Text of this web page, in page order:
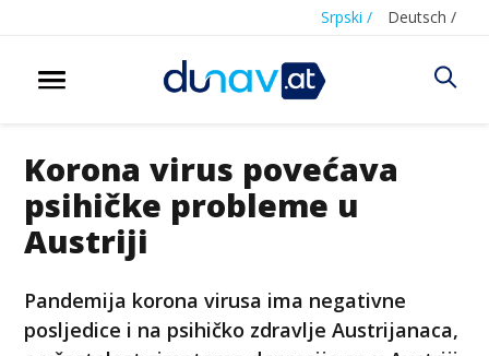
Srpski / Deutsch /
Korona virus povećava
psihičke probleme u
Austriji
Pandemija korona virusa ima negativne
posljedice i na psihičko zdravlje Austrijanaca,